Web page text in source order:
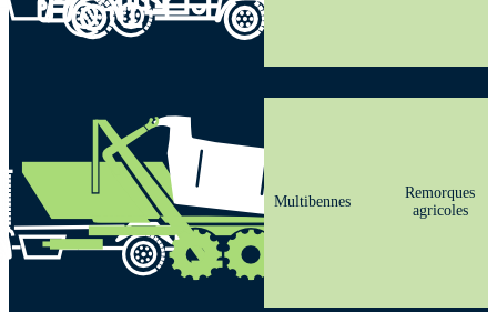
Multibennes
Remorques
agricoles